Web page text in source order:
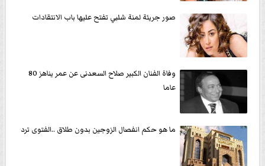
صور جريئة لمنة شلبي تفتح عليها باب الانتقادات
وفاة الفنان الكبير صلاح السعدنى عن عمر يناهز 80
عاما
ما هو حكم انفصال الزوجين بدون طلاق ..الفتوى ترد